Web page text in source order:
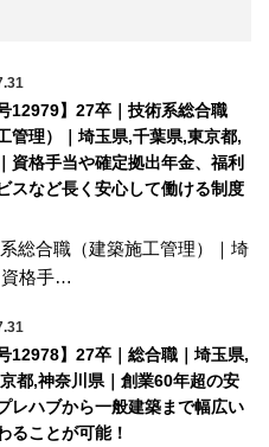
12979】27卒｜技術系総合職
管理）｜埼玉県,千葉県,東京都,
資格手当や確定拠出年金、福利
スなど長く安心して働ける制度
総合職（建築施工管理）｜埼
資格手…
12978】27卒｜総合職｜埼玉県,
都,神奈川県｜創業60年超の安
レハブから一般建築まで幅広い
ることが可能！